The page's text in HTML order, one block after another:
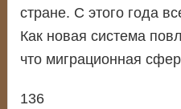
стране. С этого года
Как новая система
что миграционная
136